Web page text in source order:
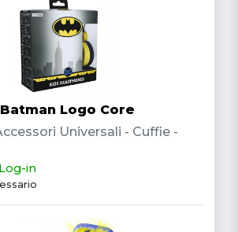
Logo Core
Universali - Cuffie -
in